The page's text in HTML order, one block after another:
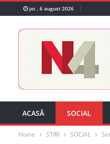
joi , 6 august 2026
ACASĂ SOCIAL
Home STIRI SOCIAL